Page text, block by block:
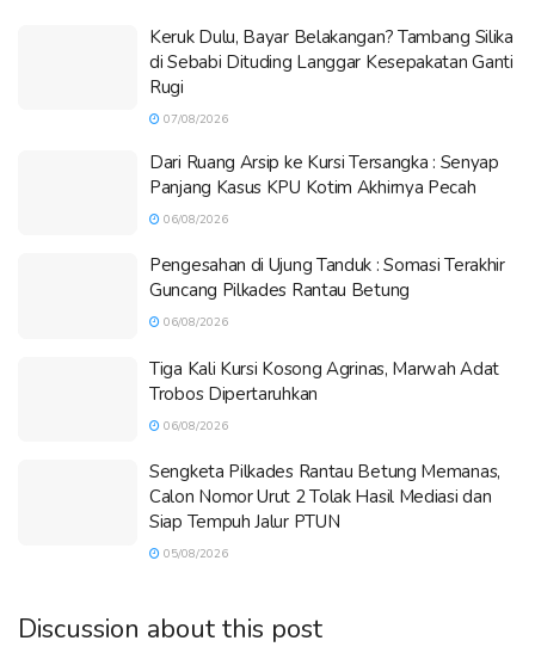
Keruk Dulu, Bayar Belakangan? Tambang Silika
di Sebabi Dituding Langgar Kesepakatan Ganti
Rugi
07/08/2026
Dari Ruang Arsip ke Kursi Tersangka : Senyap
Panjang Kasus KPU Kotim Akhirnya Pecah
06/08/2026
Pengesahan di Ujung Tanduk : Somasi Terakhir
Guncang Pilkades Rantau Betung
06/08/2026
Tiga Kali Kursi Kosong Agrinas, Marwah Adat
Trobos Dipertaruhkan
06/08/2026
Sengketa Pilkades Rantau Betung Memanas,
Calon Nomor Urut 2 Tolak Hasil Mediasi dan
Siap Tempuh Jalur PTUN
05/08/2026
Discussion about this post